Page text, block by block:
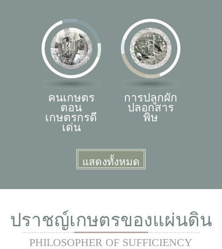
คนเกษตร
ตอน
เกษตรกรดี
เด่น
การปลูกผัก
ปลอกสาร
พิษ
แสดงทั้งหมด
More
ปราชญ์เกษตรของแผ่นดิน
PHILOSOPHER OF SUFFICIENCY